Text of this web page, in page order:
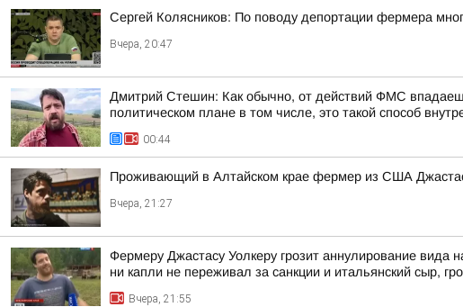
Сергей Колясников: По поводу депортации фермера
Вчера, 20:47
Дмитрий Стешин: Как обычно, от действий ФМС
политическом плане в том числе, это такой способ
00:44
Проживающий в Алтайском крае фермер из США
Вчера, 21:27
Фермеру Джастасу Уолкеру грозит аннулирование вида
ни капли не переживал за санкции и итальянский сыр,
Вчера, 21:55